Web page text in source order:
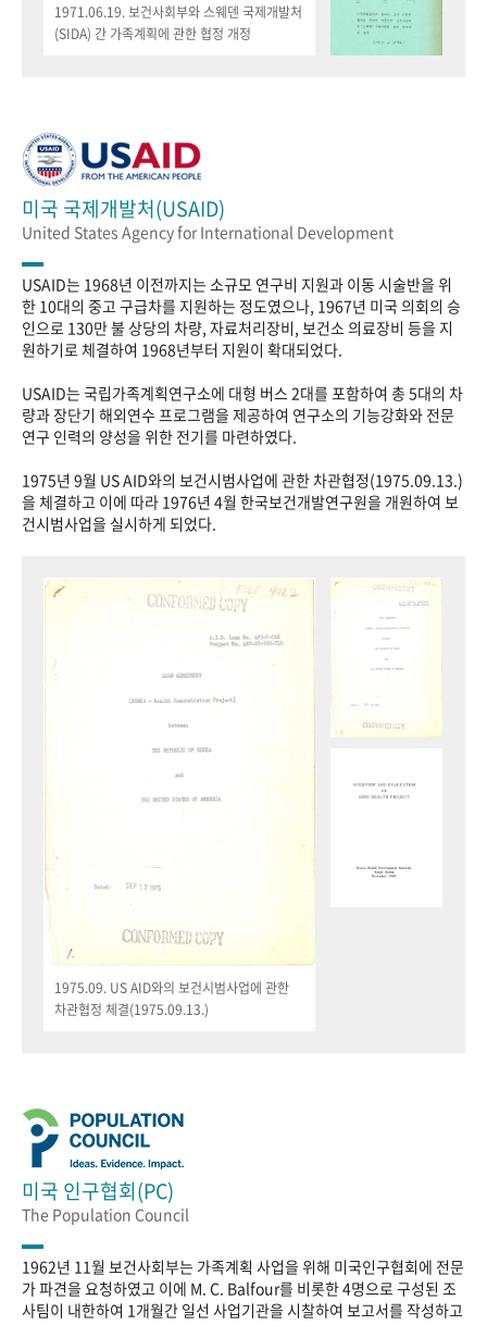
1971.06.19. 보건사회부와 스웨덴 국제개발처
(SIDA) 간 가족계획에 관한 협정 개정
미국 국제개발처(USAID)
United States Agency for International Development
USAID는 1968년 이전까지는 소규모 연구비 지원과 이동 시술반을 위
한 10대의 중고 구급차를 지원하는 정도였으나, 1967년 미국 의회의 승
인으로 130만 불 상당의 차량, 자료처리장비, 보건소 의료장비 등을 지
원하기로 체결하여 1968년부터 지원이 확대되었다.
USAID는 국립가족계획연구소에 대형 버스 2대를 포함하여 총 5대의 차
량과 장단기 해외연수 프로그램을 제공하여 연구소의 기능강화와 전문
연구 인력의 양성을 위한 전기를 마련하였다.
1975년 9월 US AID와의 보건시범사업에 관한 차관협정(1975.09.13.)
을 체결하고 이에 따라 1976년 4월 한국보건개발연구원을 개원하여 보
건시범사업을 실시하게 되었다.
1975.09. US AID와의 보건시범사업에 관한
차관협정 체결(1975.09.13.)
미국 인구협회(PC)
The Population Council
1962년 11월 보건사회부는 가족계획 사업을 위해 미국인구협회에 전문
가 파견을 요청하였고 이에 M. C. Balfour를 비롯한 4명으로 구성된 조
사팀이 내한하여 1개월간 일선 사업기관을 시찰하여 보고서를 작성하고